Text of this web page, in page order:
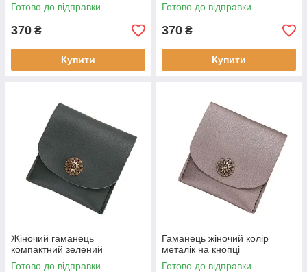
Готово до відправки
370 ₴
Купити
Готово до відправки
370 ₴
Купити
Жіночий гаманець
компактний зелений
Готово до відправки
Гаманець жіночий колір
металік на кнопці
Готово до відправки